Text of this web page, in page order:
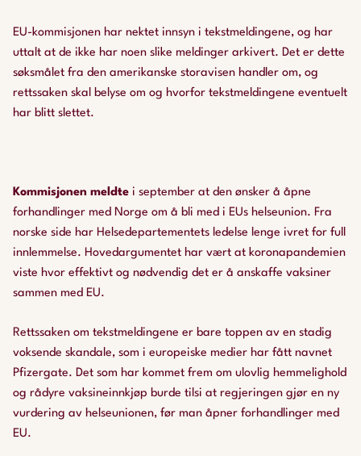
EU-kommisjonen har nektet innsyn i tekstmeldingene, og har
uttalt at de ikke har noen slike meldinger arkivert. Det er dette
søksmålet fra den amerikanske storavisen handler om, og
rettssaken skal belyse om og hvorfor tekstmeldingene eventuelt
har blitt slettet.
Kommisjonen meldte i september at den ønsker å åpne
forhandlinger med Norge om å bli med i EUs helseunion. Fra
norske side har Helsedepartementets ledelse lenge ivret for full
innlemmelse. Hovedargumentet har vært at koronapandemien
viste hvor effektivt og nødvendig det er å anskaffe vaksiner
sammen med EU.
Rettssaken om tekstmeldingene er bare toppen av en stadig
voksende skandale, som i europeiske medier har fått navnet
Pfizergate. Det som har kommet frem om ulovlig hemmelighold
og rådyre vaksineinnkjøp burde tilsi at regjeringen gjør en ny
vurdering av helseunionen, før man åpner forhandlinger med
EU.